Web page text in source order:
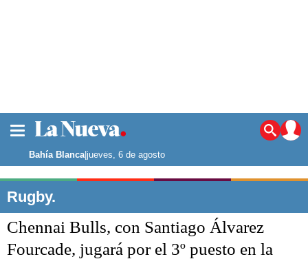
Noticias
La ciudad
Punta Alta
El mundo
Seguridad
Bahía Blanca|jueves, 6 de agosto
Rugby.
Chennai Bulls, con Santiago Álvarez
Fourcade, jugará por el 3º puesto en la